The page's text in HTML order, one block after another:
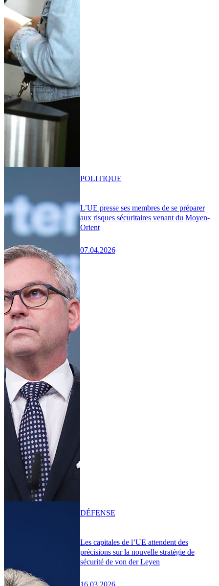
L’UE presse ses membres de se préparer
aux risques sécuritaires venant du Moyen-
Orient
07.04.2026
POLITIQUE
Les capitales de l’UE attendent des
précisions sur la nouvelle stratégie de
sécurité de von der Leyen
16.03.2026
DÉFENSE